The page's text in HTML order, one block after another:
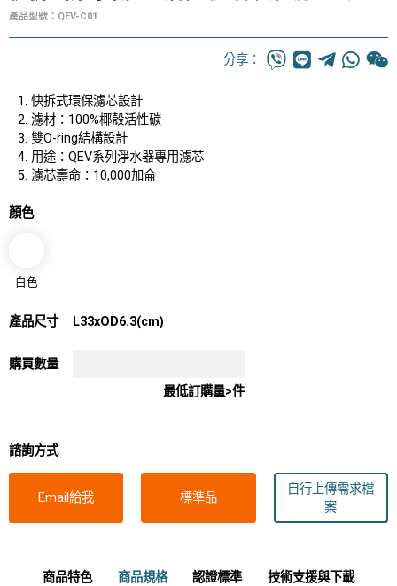
產品型號：QEV-C01
分享：
快拆式環保濾芯設計
濾材：100%椰殼活性碳
雙O-ring結構設計
用途：QEV系列淨水器專用濾芯
濾芯壽命：10,000加侖
顏色
白色
產品尺寸 L33xOD6.3(cm)
購買數量
最低訂購量>件
諮詢方式
Email給我 標準品
自行上傳需求檔
案
商品特色 商品規格 認證標準 技術支援與下載